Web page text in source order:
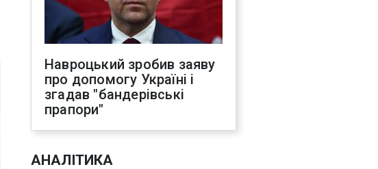
Навроцький зробив заяву
про допомогу Україні і
згадав "бандерівські
прапори"
АНАЛІТИКА